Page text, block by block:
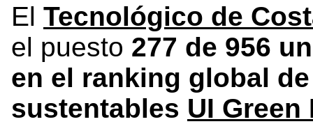
El Tecnológico de
el puesto 277 de 956
en el ranking global
sustentables UI Green